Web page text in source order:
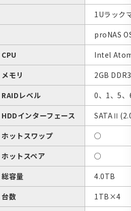
1Uラック
proNAS
CPU
Intel
メモリ
2GB
RAIDレベル
0、1、5
HDDインターフェース
ホットスワップ
○
ホットスペア
○
総容量
4.0TB
台数
1TB×4